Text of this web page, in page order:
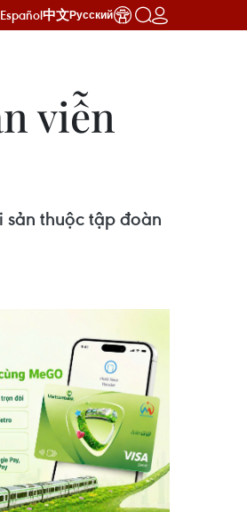
Español中文Русский
viễn
sản thuộc tập đoàn